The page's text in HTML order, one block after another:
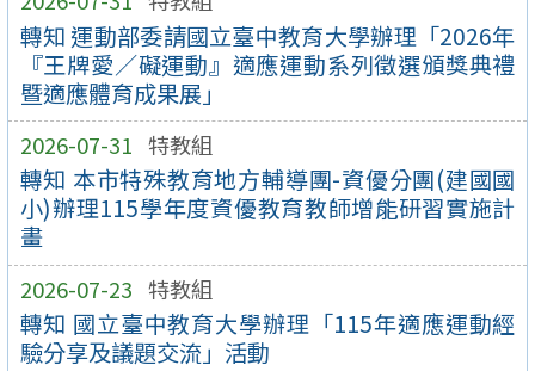
轉知 運動部委請國立臺中教育大學辦理「2026年
『王牌愛／礙運動』適應運動系列徵選頒獎典禮
暨適應體育成果展」
2026-07-31 特教組
轉知 本市特殊教育地方輔導團-資優分團(建國國
小)辦理115學年度資優教育教師增能研習實施計
畫
2026-07-23 特教組
轉知 國立臺中教育大學辦理「115年適應運動經
驗分享及議題交流」活動